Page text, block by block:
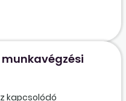
kapcsolódó